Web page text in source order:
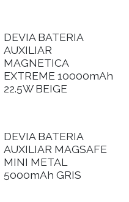
DEVIA BATERIA
AUXILIAR
MAGNETICA
EXTREME 10000mAh
22.5W BEIGE
DEVIA BATERIA
AUXILIAR MAGSAFE
MINI METAL
5000mAh GRIS